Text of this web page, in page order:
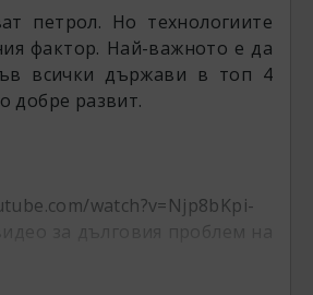
петрол. Но технологиите
фактор. Най-важното е да
всички държави в топ 4
добре развит.
watch?v=Njp8bKpi-
за дълговия проблем на